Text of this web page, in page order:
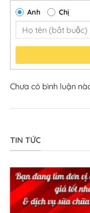
Anh Chị
Chưa có bình luận
TIN TỨC